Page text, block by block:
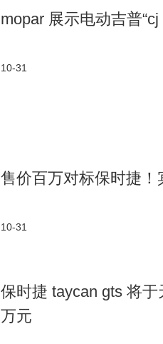
mopar 展示电动吉普
10-31
售价百万对标保时捷
10-31
保时捷 taycan gts 将
万元